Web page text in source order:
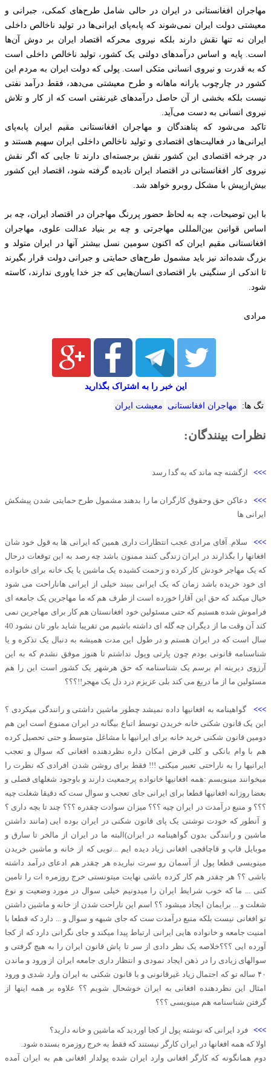
مهاجران افغانستانی در ایران در حالی شامل طرح‌های کمکی، جبرانی و
معیشتی دولت ایران نمی‌شوند که پا‌به‌پای ایرانی‌ها در تولید ناخالص داخلی
ایران نه تنها نقش دارند بلکه نیروی محرکه اقتصاد ایران بر دوش آن‌ها
است. پایه و اساس درآمدهای دولتی یک کشور، تولید ناخالص داخلی است
که به قدرت و نیروی انسانی متکی است. پولی که دولت ایران به مردم این
کشور در چارچوب یارانه ماهانه و طرح معیشتی می‌دهد، فقط درآمد نفتی
نیست بلکه بخشی از آن حاصل درآمدهای غیرنفتی است که از کار و تلاش
نیروی انسانی به دست می‌آید.
تاکید می‌شود که پناهندگان و مهاجران افغانستانی مقیم ایران پابه‌پای
ایرانی‌ها در فعالیت‌های اقتصادی و تولید ناخالص داخلی ایران سهیم هستند و
در چرخه اقتصادی این کشور نقش برجسته‌ای دارند تا جایی که اگر نقش
نیروی کار افغانستانی در اقتصاد ایران نادیده گرفته شود، اقتصاد این کشور
بیش‌ازپیش با مشکل روبرو خواهد شد.
با این توضیحات، چه به لحاظ حضور پررنگ مهاجران در اقتصاد ایران، چه بر
اساس قوانین بین‌المللی مهاجرتی و چه بر بنیاد عدالت علوی، مهاجران
افغانستانی مقیم ایران که اکنون سومین نسل بیشتر آنها در ایران متولد و
بزرگ شده‌اند نیز باید مشمول طرح‌های حمایتی و جبرانی دولت قرار بگیرند
تا اندکی از سنگینی بار اقتصادی انسان‌هایی که جز خدا یاوری ندارند، کاسته
شود.
مرادی
این خبر را به اشتراک بگذارید
تگ ها: مهاجران افغانستانی معیشت ایران
نظرات بینندگان:
>>> ازگشنه چه ماند که به گدا رسد
>>> دعاکن حق وحقوق کارگران ما را بدهند مشمول طرح حمایتی شدن پیشکش
ایرانی ها
>>> سلام. آقای مرادی عجب انتظارات داری همین که ایرانی ها به قول خود شان
افغانها را بگذارند در ایران زندگی کنند ممنون باشد چه رصد به این توقعات درحال
که یک مهاجر خودش کار کرده و زحمت کشیده یک ماشین یا یک خانه برای خانواده
ای خود خریده باشد زمان که یک ایرانی ببیند خیلی از ایرانی هاناراحت می شود
خیال میکند که حق این آقارا خورده است از طرف هم که ما مهاجرین یک جامعه ای
فراموش شده هستیم که حتی مسئولین خود افغانستان هم کار برای مهاجرین نمی
کند آن وقت ما از دیگران چه گله ای داشته باشیم من تقریبا شاید باور تان نشود 40
سال است که در ایران هستم و در طول این مدت همیشه به دنبال یک تذکره و یا
شناسنامه قانونی بودم چون پارتی وپول نداشتم تا هنوز موفق نشدم که به این
آرزوی دیرینه ام برسم یک شناسنامه که حق هرشهر یک کشور است این را هم
مسئولین ما از ما دریغ می کند بلی عزیزم درد دل یک مهجر!!؟؟؟
>>>گواهینامه به افغانیها داده نمیشد چطور ماشین داشتی و رانندگی میکردی ؟
این یک قانون شکنی خانه خریدن توسط اتباع بیگانه در ایران ممنوع است این هم
دومین قانون شکنی خرید خانه برای ایرانیها با مشاغل متوسط و حتی تحصیل کرده
هم با وام بانکی و کلی قرض امکان داره نظردهنده افغانی که سوال و تعجب
ایرانیها را به ناراحتی تعبیر میکنی !!! فقط برای روشن شدن افرادی که نظرت را
میخوانند مینویسم :همه افغانیها خانواده پرجمعیت دارند و باوجود شغلهای فصلی و
بعضا روزانه افغانیها قطعا برای ایرانی جای تعجب و سوال ست که دقیقا شغلت چیه
؟؟؟ و منبع درآمدت در ایران چیه ؟؟؟ میزان سوادت چقدره ؟؟؟ چند تا بچه داری ؟
و آنطور که خودت نوشتی یک پای قانون شکنی در ایران بوده ایی (مانند داشتن
ماشین و رانندگی بدون گواهینامه در ایران)البته ما در ایران از مالخر تا سارق و
موبایل قاپ و قاچاقچی افغانی زیاد دیده ایم ...تویی که از خانه و ماشین خریدن
مینویسی قطعا پول از آسمان رو سرت نباریده هر چقدر هم ادعای درآمد داشته
باشی ؟؟ هر چقدر هم کار کرده باشی نهایت میتونستی خرج روزمره ات را تامین
کنی ... ما که خوب شرایط ایران را میدونیم خیلی سوال در مورد وضعیت و نوع
شغلت و ... برایمان ایجاد میشود ؟؟ اسم این ناراحت شدن از خانه و ماشین داشتن
تو افغانی نیست بلکه منبع درآمدت ست که جای شبهه و سوال و ... دارد که قطعا با
امنیت جامعه و خانواده هایی ایرانی ارتباط پیدا میکند و جای نگرانی دارد که از کجا
آورده ایی ؟؟؟خلاصه یک نظر دادی از سر تا پاش قانون ایران را به هیچ گرفتی و
سوالهای زیادی را در ذهن ایجاد نمودی و انتظار داری جامعه ایران از ورود و ماندن
۴۰ ساله تو که احتمال زیاد غیرقانونی و با قانون شکنی به ایران وارد شدی و ورود
امثال این نظردهنده افغانی به ایران خوشحال شویم ؟؟ علاوه بر همه اینها از
گرفتن شناسنامه هم مینویسی ؟؟؟
>>> فرد ایرانی که نوشته پول از کجا اوردید که ماشین و خانه دارید؟
اولا که همه افغانها در ایران کارگر نیستند که فقط به خرج روزمره بسنده شود.
دوم همانگونه که کارگر افغانی وارد ایران شده پولدار افغانی هم به ایران آمده